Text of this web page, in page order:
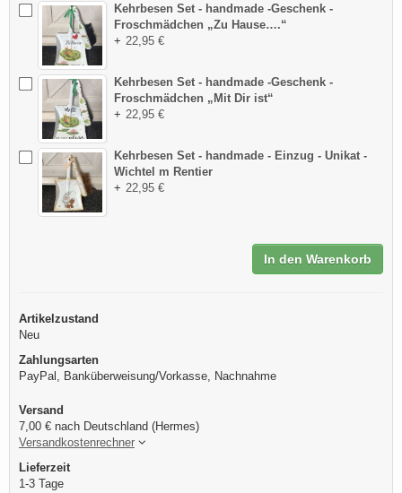
Kehrbesen Set - handmade -Geschenk -
Froschmädchen „Zu Hause….“
+ 22,95 €
Kehrbesen Set - handmade -Geschenk -
Froschmädchen „Mit Dir ist“
+ 22,95 €
Kehrbesen Set - handmade - Einzug - Unikat -
Wichtel m Rentier
+ 22,95 €
In den Warenkorb
Artikelzustand
Neu
Zahlungsarten
PayPal, Banküberweisung/Vorkasse, Nachnahme
Versand
7,00 € nach Deutschland (Hermes)
Versandkostenrechner
Lieferzeit
1-3 Tage